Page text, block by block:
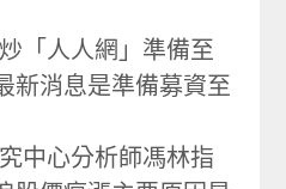
「人人網」準備至
新消息是準備募資至
中心分析師馮林指